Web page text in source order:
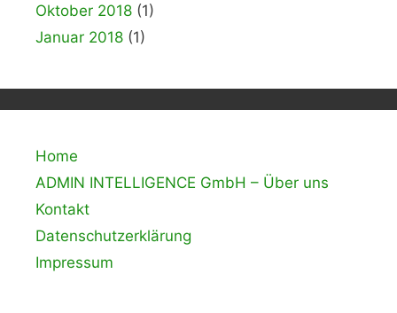
Oktober 2018 (1)
Januar 2018 (1)
Home
ADMIN INTELLIGENCE GmbH – Über uns
Kontakt
Datenschutzerklärung
Impressum